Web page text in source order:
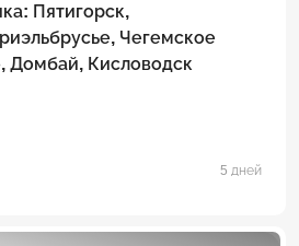
Пятигорск,
Чегемское
Домбай, Кисловодск
5 дней